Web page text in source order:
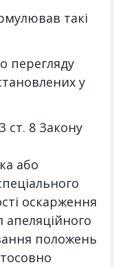
такі
перегляду
у
ст. 8 Закону
або
оскарження
апеляційного
положень